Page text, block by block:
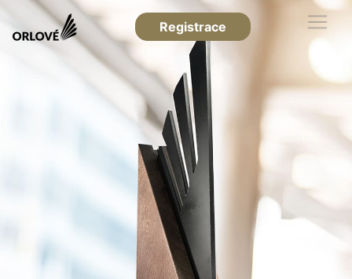
Registrace